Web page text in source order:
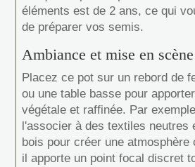
éléments est de 2 ans, ce qui
de préparer vos semis.
Ambiance et mise en scène
Placez ce pot sur un rebord de
ou une table basse pour
végétale et raffinée. Par
l'associer à des textiles neutres
bois pour créer une atmosphère
il apporte un point focal discret